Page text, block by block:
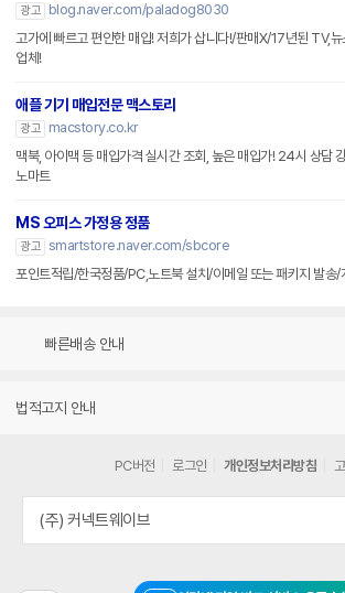
광고
blog.naver.com/paladog8030
고가에 빠르고 편안한 매입! 저희가 삽니다!/판매X/17년된 TV,뉴
업체!
애플 기기 매입전문 맥스토리
광고
macstory.co.kr
맥북, 아이맥 등 매입가격 실시간 조회, 높은 매입가! 24시 상담
노마트
MS 오피스 가정용 정품
광고 smartstore.naver.com/sbcore
포인트적립/한국정품/PC,노트북 설치/이메일 또는 패키지 발송/
빠른배송 안내
법적고지 안내
PC버전 로그인 개인정보처리방침
(주) 커넥트웨이브